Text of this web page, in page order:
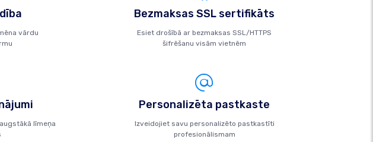
vārdu
Bezmaksas SSL sertifikāts
Esiet drošībā ar bezmaksas SSL/HTTPS
šifrēšanu visām vietnēm
līmeņa
Personalizēta pastkaste
Izveidojiet savu personalizēto pastkastīti
profesionālismam